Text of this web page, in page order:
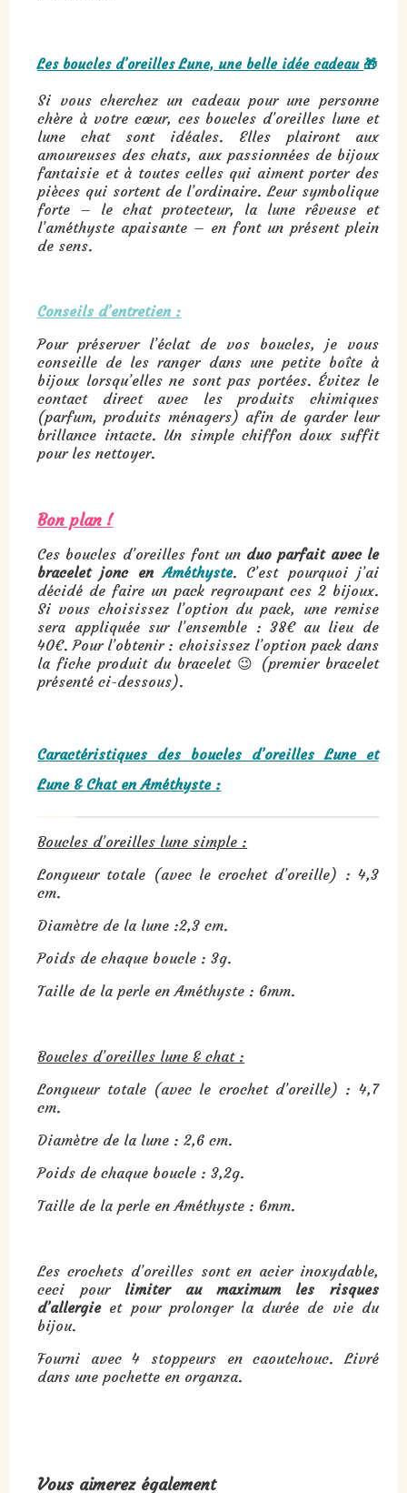
Les boucles d’oreilles Lune, une belle idée cadeau 🎁
Si vous cherchez un cadeau pour une personne
chère à votre cœur, ces boucles d’oreilles lune et
lune chat sont idéales. Elles plairont aux
amoureuses des chats, aux passionnées de bijoux
fantaisie et à toutes celles qui aiment porter des
pièces qui sortent de l’ordinaire. Leur symbolique
forte – le chat protecteur, la lune rêveuse et
l’améthyste apaisante – en font un présent plein
de sens.
Conseils d’entretien :
Pour préserver l’éclat de vos boucles, je vous
conseille de les ranger dans une petite boîte à
bijoux lorsqu’elles ne sont pas portées. Évitez le
contact direct avec les produits chimiques
(parfum, produits ménagers) afin de garder leur
brillance intacte. Un simple chiffon doux suffit
pour les nettoyer.
Bon plan !
Ces boucles d’oreilles font un duo parfait avec le
bracelet jonc enAméthyste. C’est pourquoi j’ai
décidé de faire un pack regroupant ces 2 bijoux.
Si vous choisissez l’option du pack, une remise
sera appliquée sur l’ensemble : 38€ au lieu de
40€. Pour l’obtenir : choisissez l’option pack dans
la fiche produit du bracelet 😉 (premier bracelet
présenté ci-dessous).
Caractéristiques des boucles d’oreilles Lune et
Lune & Chat en Améthyste :
Boucles d’oreilles lune simple :
Longueur totale (avec le crochet d’oreille) : 4,3
cm.
Diamètre de la lune :2,3 cm.
Poids de chaque boucle : 3g.
Taille de la perle en Améthyste : 6mm.
Boucles d’oreilles lune & chat :
Longueur totale (avec le crochet d’oreille) : 4,7
cm.
Diamètre de la lune : 2,6 cm.
Poids de chaque boucle : 3,2g.
Taille de la perle en Améthyste : 6mm.
Les crochets d’oreilles sont en acier inoxydable,
ceci pour limiter au maximum les risques
d’allergieet pour prolonger la durée de vie du
bijou.
Fourni avec 4 stoppeurs en caoutchouc. Livré
dans une pochette en organza.
Vous aimerez également